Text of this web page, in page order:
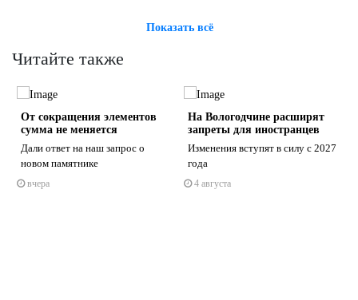
Показать всё
Читайте также
От сокращения элементов
сумма не меняется
Дали ответ на наш запрос о
новом памятнике
вчера
На Вологодчине расширят
запреты для иностранцев
Изменения вступят в силу с 2027
года
4 августа